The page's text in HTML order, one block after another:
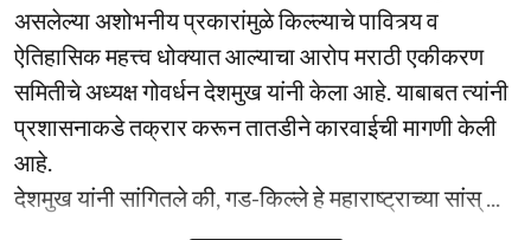
असलेल्या अशोभनीय प्रकारांमुळे किल्ल्याचे पावित्र्य व
ऐतिहासिक महत्त्व धोक्यात आल्याचा आरोप मराठी एकीकरण
समितीचे अध्यक्ष गोवर्धन देशमुख यांनी केला आहे. याबाबत त्यांनी
प्रशासनाकडे तक्रार करून तातडीने कारवाईची मागणी केली
आहे.
देशमुख यांनी सांगितले की, गड-किल्ले हे महाराष्ट्राच्या सांस् ...